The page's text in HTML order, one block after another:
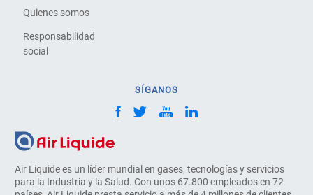
Air Liquide es un líder mundial en gases, tecnologías y servicios
para la Industria y la Salud. Con unos 67.800 empleados en 72
Quienes somos
Responsabilidad
social
SÍGANOS